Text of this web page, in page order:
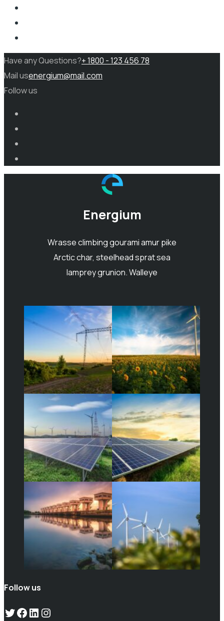
Have any Questions?+ 1800 - 123 456 78
Mail usenergium@mail.com
Follow us
Energium
Wrasse climbing gourami amur pike
Arctic char, steelhead sprat sea
lamprey grunion. Walleye
Follow us
Twitter
Facebook
LinkedIn
Instagram